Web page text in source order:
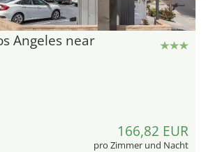
Angeles near
166,82 EUR
pro Zimmer und Nacht